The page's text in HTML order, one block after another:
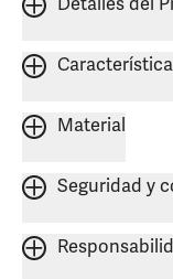
Detalles del
Material
Seguridad y